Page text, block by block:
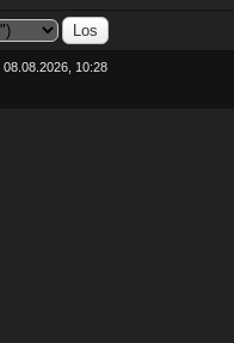
08.08.2026, 10:28